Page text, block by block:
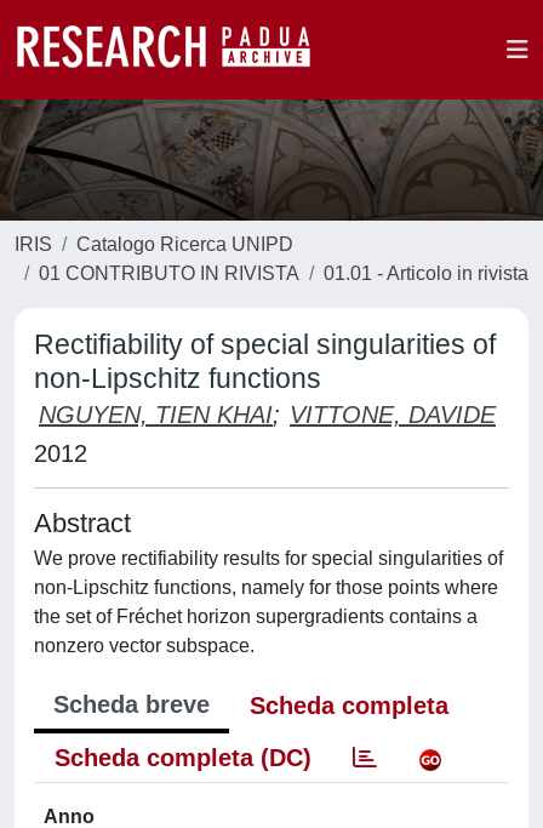
IRIS
Catalogo Ricerca UNIPD
01 CONTRIBUTO IN RIVISTA
01.01 - Articolo in rivista
Rectifiability of special singularities of
non-Lipschitz functions
NGUYEN, TIEN KHAI; VITTONE, DAVIDE
2012
Abstract
We prove rectifiability results for special singularities of
non-Lipschitz functions, namely for those points where
the set of Fréchet horizon supergradients contains a
nonzero vector subspace.
Scheda breve
Scheda completa
Scheda completa (DC)
Anno